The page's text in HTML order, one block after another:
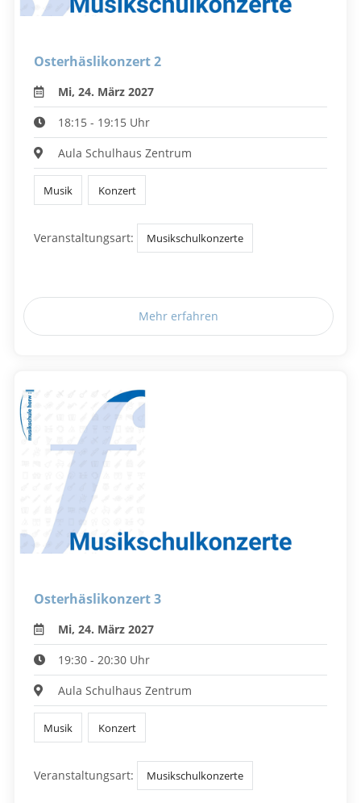
Osterhäslikonzert 2
Mi, 24. März 2027
18:15 - 19:15 Uhr
Aula Schulhaus Zentrum
Musik Konzert
Veranstaltungsart: Musikschulkonzerte
Mehr erfahren
Osterhäslikonzert 3
Mi, 24. März 2027
19:30 - 20:30 Uhr
Aula Schulhaus Zentrum
Musik Konzert
Veranstaltungsart: Musikschulkonzerte